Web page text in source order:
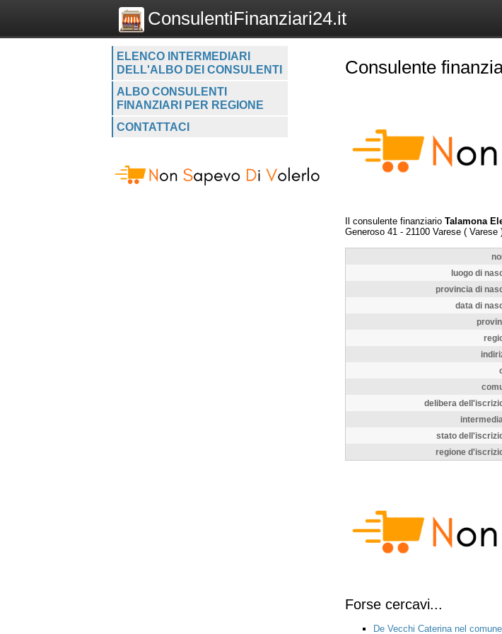
ConsulentiFinanziari24.it
ELENCO INTERMEDIARI
DELL'ALBO DEI CONSULENTI
ALBO CONSULENTI
FINANZIARI PER REGIONE
CONTATTACI
Consulente
Il consulente finanziario Talamona
Generoso 41 - 21100 Varese ( Varese
luogo di
provincia di
data di
delibera
stato
regione
Forse cercavi...
De Vecchi Caterina nel